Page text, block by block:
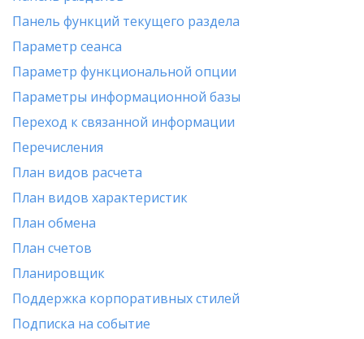
Панель функций текущего раздела
Параметр сеанса
Параметр функциональной опции
Параметры информационной базы
Переход к связанной информации
Перечисления
План видов расчета
План видов характеристик
План обмена
План счетов
Планировщик
Поддержка корпоративных стилей
Подписка на событие